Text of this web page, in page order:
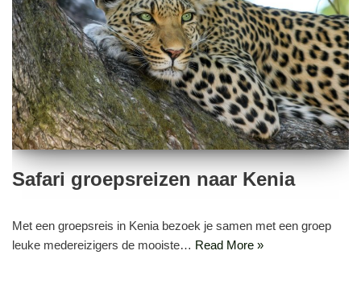
Safari groepsreizen naar Kenia
Met een groepsreis in Kenia bezoek je samen met een groep
leuke medereizigers de mooiste… Read More »